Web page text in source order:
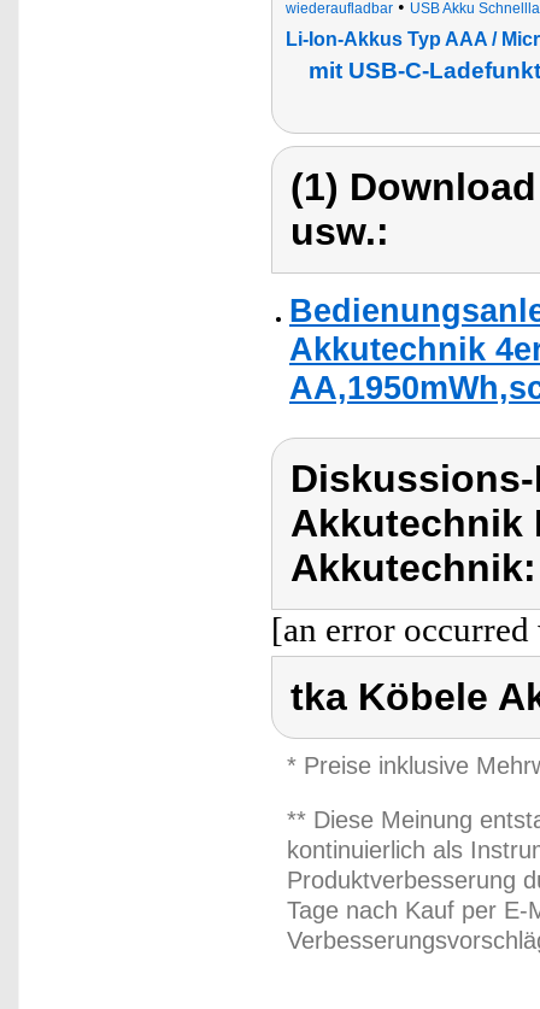
wiederaufladbar • USB Akku
Li-Ion-Akkus Typ AAA /
mit USB-C-
(1)
usw.:
Akkutechnik
Akkutechnik
Akkutechnik:
[an error
tka Köbele
* Preise inklusive
** Diese Meinung
kontinuierlich als
Produktverbesserung
Tage nach Kauf per E-